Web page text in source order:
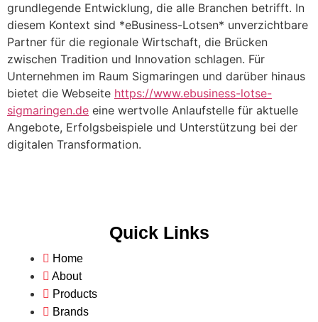
grundlegende Entwicklung, die alle Branchen betrifft. In
diesem Kontext sind *eBusiness-Lotsen* unverzichtbare
Partner für die regionale Wirtschaft, die Brücken
zwischen Tradition und Innovation schlagen. Für
Unternehmen im Raum Sigmaringen und darüber hinaus
bietet die Webseite https://www.ebusiness-lotse-
sigmaringen.de eine wertvolle Anlaufstelle für aktuelle
Angebote, Erfolgsbeispiele und Unterstützung bei der
digitalen Transformation.
Quick Links
Home
About
Products
Brands